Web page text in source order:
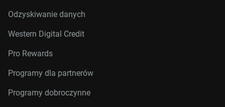
Odzyskiwanie danych
Western Digital Credit
Pro Rewards
Programy dla partnerów
Programy dobroczynne